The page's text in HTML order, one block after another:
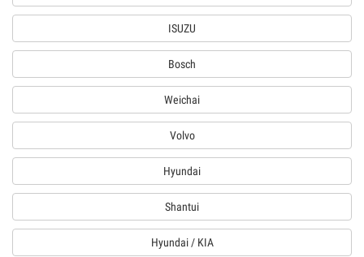
ISUZU
Bosch
Weichai
Volvo
Hyundai
Shantui
Hyundai / KIA